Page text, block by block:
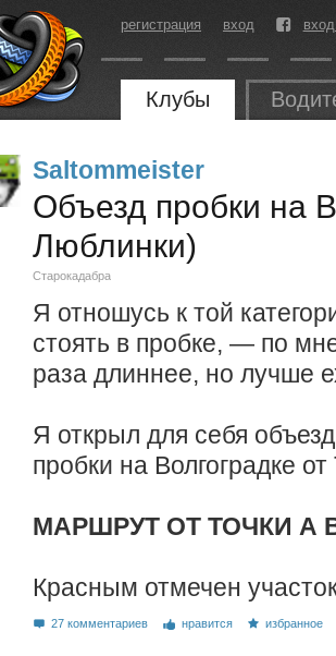
регистрация вход
Клубы
Saltommeister
Объезд пробки на
Люблинки)
Старокадабра
Я отношусь к той
стоять в пробке, — по
раза длиннее, но лучше
Я открыл для себя
пробки на Волгоградке
МАРШРУТ ОТ ТОЧКИ А
Красным отмечен
27 комментариев нравится избранное